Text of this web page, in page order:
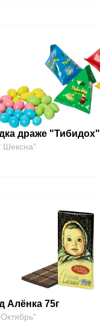
драже "Тибидох"
Шексна"
Алёнка 75г